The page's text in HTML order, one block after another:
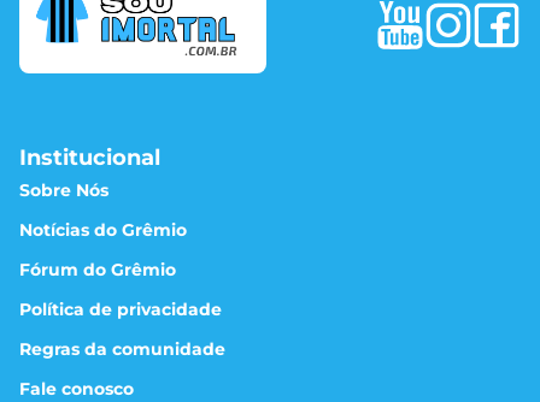
Institucional
Sobre Nós
Notícias do Grêmio
Fórum do Grêmio
Política de privacidade
Regras da comunidade
Fale conosco